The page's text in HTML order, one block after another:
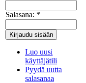
Salasana: *
Luo uusi
käyttäjätili
Pyydä uutta
salasanaa